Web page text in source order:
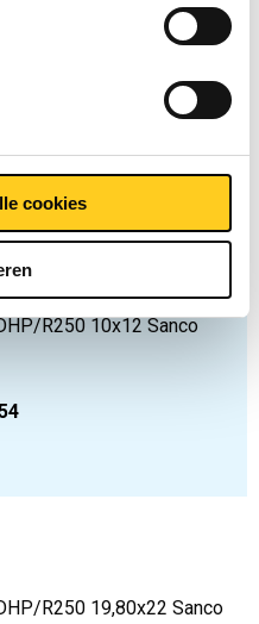
cookies
DHP/R250
Gastec
Prijzen in Euro per: 0
R250 10x12 Sanco
R250 19,80x22 Sanco